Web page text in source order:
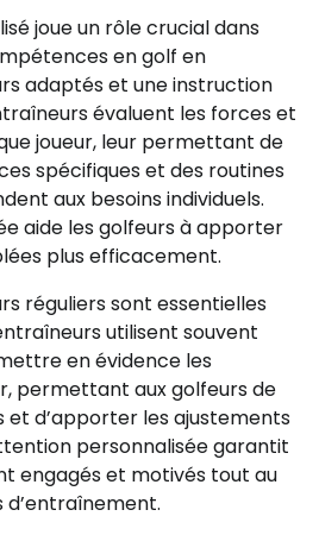
joue un rôle crucial dans
en golf en
adaptés et une instruction
évaluent les forces et
joueur, leur permettant de
spécifiques et des routines
aux besoins individuels.
aide les golfeurs à apporter
plus efficacement.
réguliers sont essentielles
utilisent souvent
en évidence les
permettant aux golfeurs de
et d’apporter les ajustements
personnalisée garantit
engagés et motivés tout au